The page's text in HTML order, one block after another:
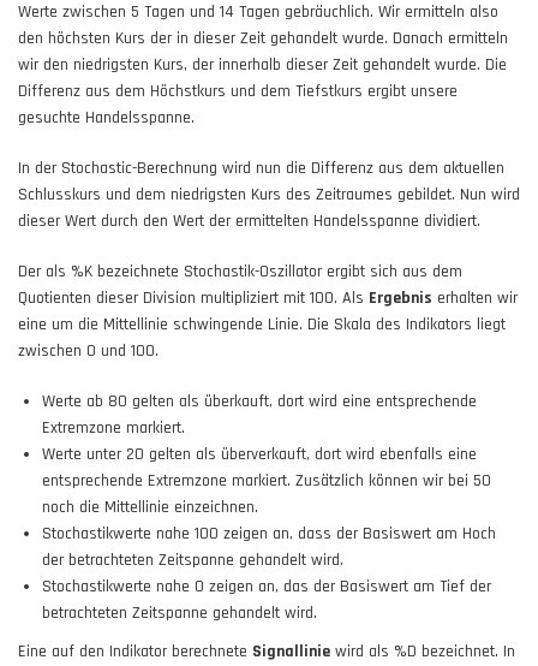
Werte zwischen 5 Tagen und 14 Tagen gebräuchlich. Wir ermitteln also
den höchsten Kurs der in dieser Zeit gehandelt wurde. Danach ermitteln
wir den niedrigsten Kurs, der innerhalb dieser Zeit gehandelt wurde. Die
Differenz aus dem Höchstkurs und dem Tiefstkurs ergibt unsere
gesuchte Handelsspanne.
In der Stochastic-Berechnung wird nun die Differenz aus dem aktuellen
Schlusskurs und dem niedrigsten Kurs des Zeitraumes gebildet. Nun wird
dieser Wert durch den Wert der ermittelten Handelsspanne dividiert.
Der als %K bezeichnete Stochastik-Oszillator ergibt sich aus dem
Quotienten dieser Division multipliziert mit 100. Als Ergebnis erhalten wir
eine um die Mittellinie schwingende Linie. Die Skala des Indikators liegt
zwischen 0 und 100.
Werte ab 80 gelten als überkauft, dort wird eine entsprechende
Extremzone markiert.
Werte unter 20 gelten als überverkauft, dort wird ebenfalls eine
entsprechende Extremzone markiert. Zusätzlich können wir bei 50
noch die Mittellinie einzeichnen.
Stochastikwerte nahe 100 zeigen an, dass der Basiswert am Hoch
der betrachteten Zeitspanne gehandelt wird.
Stochastikwerte nahe 0 zeigen an, das der Basiswert am Tief der
betrachteten Zeitspanne gehandelt wird.
Eine auf den Indikator berechnete Signallinie wird als %D bezeichnet. In